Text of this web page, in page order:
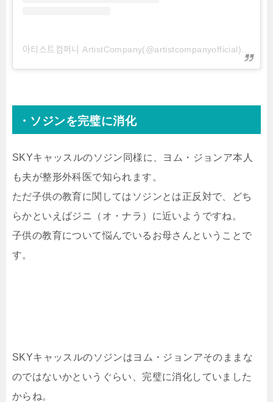
・ソジンを完璧に消化
SKYキャッスルのソジン同様に、ヨム・ジョンア本人
も夫が整形外科医で知られます。
ただ子供の教育に関してはソジンとは正反対で、どち
らかといえばジニ（オ・ナラ）に近いようですね。
子供の教育について悩んでいるお母さんということで
す。
SKYキャッスルのソジンはヨム・ジョンアそのままな
のではないかというぐらい、完璧に消化していました
からね。